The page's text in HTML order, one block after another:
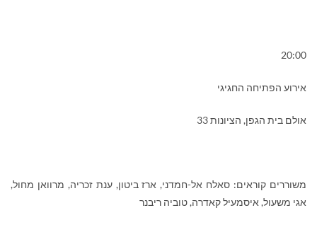
20:00
אירוע הפתיחה החגיגי
אולם בית הגפן, הציונות 33
משוררים קוראים: סאלח אל-חמדני, ארז ביטון, ענת זכריה, מרוואן מחול,
אגי משעול, איסמעיל קאדרה, טוביה ריבנר